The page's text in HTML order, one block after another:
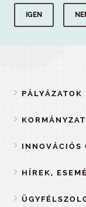
IGEN
PÁLYÁZATOK
INNOVÁCIÓS
HÍREK,